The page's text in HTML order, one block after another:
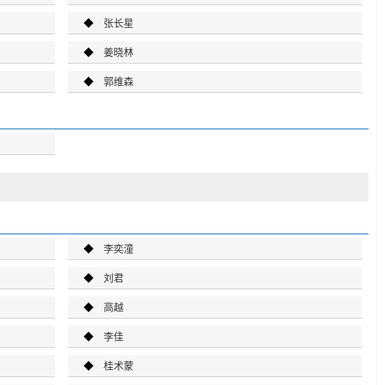
◆ 张长星
◆姜晓林
◆郭维森
◆李奕潼
◆刘君
◆高越
◆李佳
◆桂术蒙